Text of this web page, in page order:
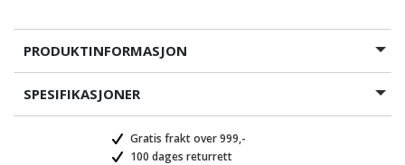
PRODUKTINFORMASJON
SPESIFIKASJONER
Gratis frakt over 999,-
100 dages returrett